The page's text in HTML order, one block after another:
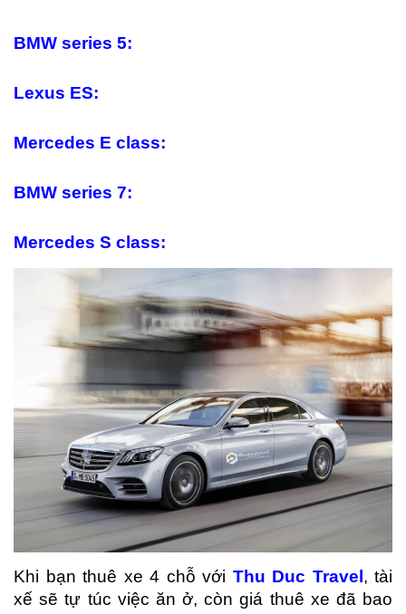
BMW series 5:
Lexus ES:
Mercedes E class:
BMW series 7:
Mercedes S class:
Khi bạn thuê xe 4 chỗ với Thu Duc Travel, tài
xế sẽ tự túc việc ăn ở, còn giá thuê xe đã bao